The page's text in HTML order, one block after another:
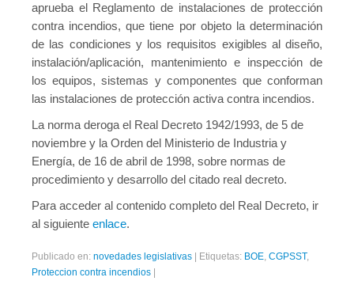
aprueba el Reglamento de instalaciones de protección
contra incendios, que tiene por objeto la determinación
de las condiciones y los requisitos exigibles al diseño,
instalación/aplicación, mantenimiento e inspección de
los equipos, sistemas y componentes que conforman
las instalaciones de protección activa contra incendios.
La norma deroga el Real Decreto 1942/1993, de 5 de
noviembre y la Orden del Ministerio de Industria y
Energía, de 16 de abril de 1998, sobre normas de
procedimiento y desarrollo del citado real decreto.
Para acceder al contenido completo del Real Decreto, ir
al siguiente enlace.
Publicado en: novedades legislativas Etiquetas: BOE, CGPSST,
Proteccion contra incendios